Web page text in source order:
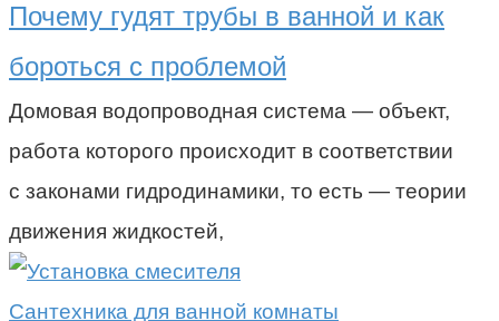
Почему гудят трубы в ванной и как
бороться с проблемой
Домовая водопроводная система — объект,
работа которого происходит в соответствии
с законами гидродинамики, то есть — теории
движения жидкостей,
Сантехника для ванной комнаты